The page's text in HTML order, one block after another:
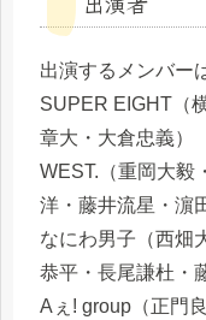
出演するメンバー
SUPER EIGHT（
章大・大倉忠義）
WEST.（重岡大毅
洋・藤井流星・濵
なにわ男子（西畑
恭平・長尾謙杜・
Aぇ! group（正門